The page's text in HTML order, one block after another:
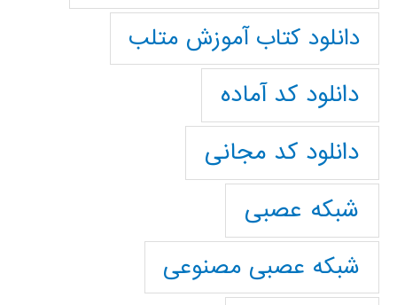
دانلود کتاب آموزش متلب
دانلود کد آماده
دانلود کد مجانی
شبکه عصبی
شبکه عصبی مصنوعی